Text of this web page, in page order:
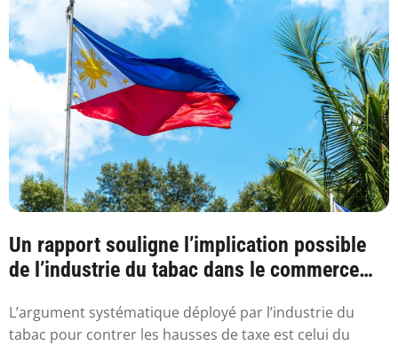
Un rapport souligne l’implication possible
de l’industrie du tabac dans le commerce
L’argument systématique déployé par l’industrie du
tabac pour contrer les hausses de taxe est celui du